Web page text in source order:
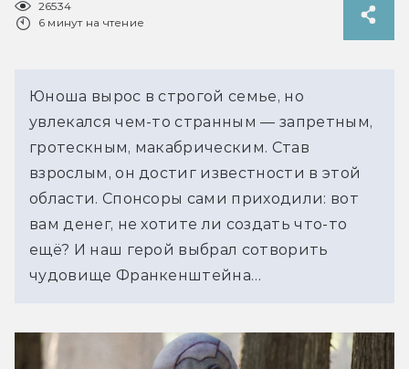
26534
6 минут на чтение
Юноша вырос в строгой семье, но
увлекался чем-то странным — запретным,
гротескным, макабрическим. Став
взрослым, он достиг известности в этой
области. Спонсоры сами приходили: вот
вам денег, не хотите ли создать что-то
ещё? И наш герой выбрал сотворить
чудовище Франкенштейна…